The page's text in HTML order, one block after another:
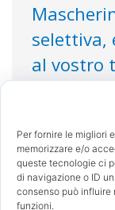
Per fornire le migliori
memorizzare e/o
queste tecnologie ci
di navigazione o ID
consenso può
funzioni.
selettiva,
al vostro
attachments,
inclusa nel
il trattamento
Questi